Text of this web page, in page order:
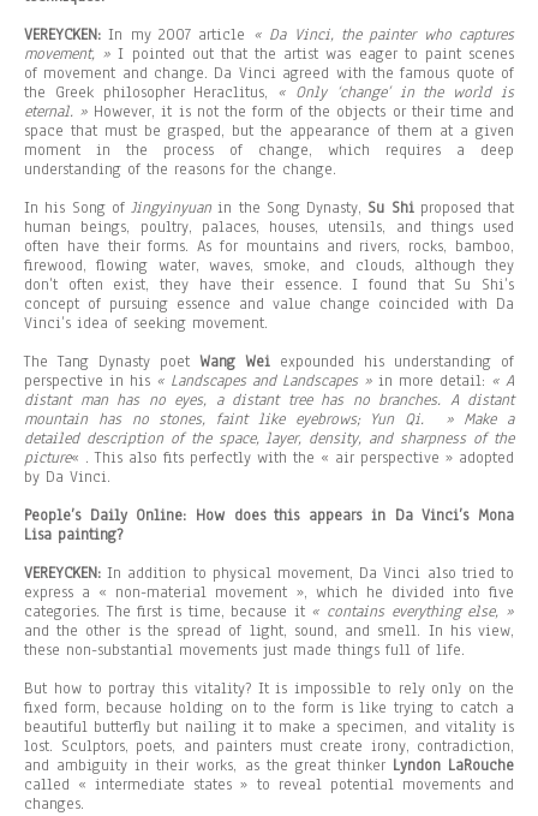
VEREYCKEN: In my 2007 article « Da Vinci, the painter who captures
movement, » I pointed out that the artist was eager to paint scenes
of movement and change. Da Vinci agreed with the famous quote of
the Greek philosopher Heraclitus, « Only ‘change’ in the world is
eternal. » However, it is not the form of the objects or their time and
space that must be grasped, but the appearance of them at a given
moment in the process of change, which requires a deep
understanding of the reasons for the change.
In his Song of Jingyinyuanin the Song Dynasty, Su Shiproposed that
human beings, poultry, palaces, houses, utensils, and things used
often have their forms. As for mountains and rivers, rocks, bamboo,
firewood, flowing water, waves, smoke, and clouds, although they
don’t often exist, they have their essence. I found that Su Shi’s
concept of pursuing essence and value change coincided with Da
Vinci’s idea of ​​seeking movement.
The Tang Dynasty poet Wang Wei expounded his understanding of
perspective in his « Landscapes and Landscapes » in more detail: « A
distant man has no eyes, a distant tree has no branches. A distant
mountain has no stones, faint like eyebrows; Yun Qi. » Make a
detailed description of the space, layer, density, and sharpness of the
picture« . This also fits perfectly with the « air perspective » adopted
by Da Vinci.
People’s Daily Online: How does this appears in Da Vinci’s Mona
Lisa painting?
VEREYCKEN: In addition to physical movement, Da Vinci also tried to
express a « non-material movement », which he divided into five
categories. The first is time, because it « contains everything else, »
and the other is the spread of light, sound, and smell. In his view,
these non-substantial movements just made things full of life.
But how to portray this vitality? It is impossible to rely only on the
fixed form, because holding on to the form is like trying to catch a
beautiful butterfly but nailing it to make a specimen, and vitality is
lost. Sculptors, poets, and painters must create irony, contradiction,
and ambiguity in their works, as the great thinker Lyndon LaRouche
called « intermediate states » to reveal potential movements and
changes.